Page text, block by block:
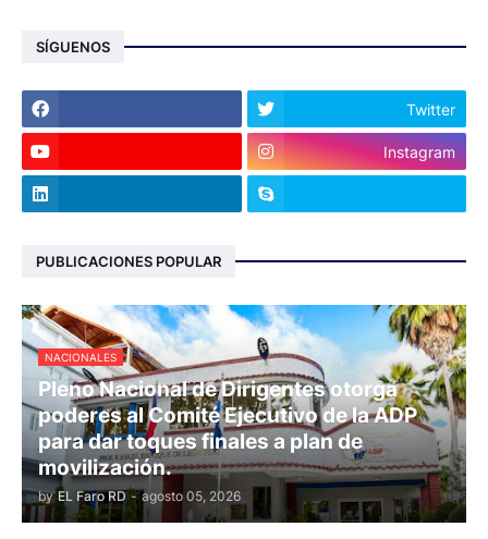
SÍGUENOS
Twitter
Instagram
PUBLICACIONES POPULAR
NACIONALES
Pleno Nacional de Dirigentes otorga
poderes al Comité Ejecutivo de la ADP
para dar toques finales a plan de
movilización.
by EL Faro RD - agosto 05, 2026